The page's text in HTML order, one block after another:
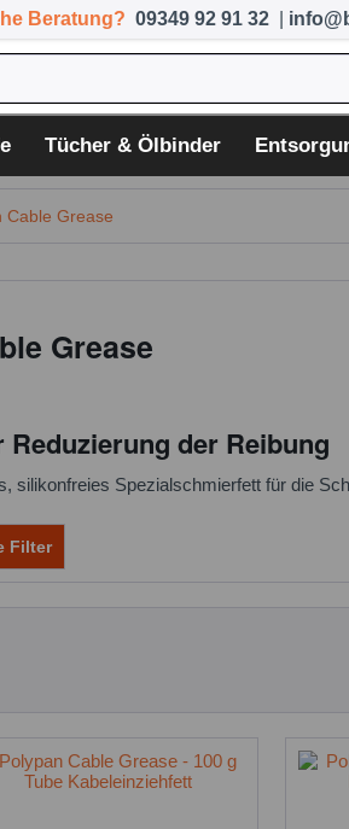
Beratung? 09349 92 91 32
Tücher & Ölbinder
Cable Grease
Grease
der Reibung
silikonfreies Spezialschmierfett für die
Filter